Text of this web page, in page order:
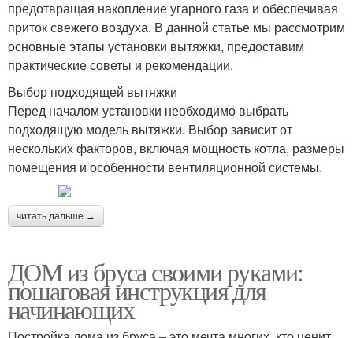
предотвращая накопление угарного газа и обеспечивая
приток свежего воздуха. В данной статье мы рассмотрим
основные этапы установки вытяжки, предоставим
практические советы и рекомендации.
Выбор подходящей вытяжки
Перед началом установки необходимо выбрать
подходящую модель вытяжки. Выбор зависит от
нескольких факторов, включая мощность котла, размеры
помещения и особенности вентиляционной системы.
читать дальше →
ДОМ из бруса своими руками:
пошаговая инструкция для
начинающих